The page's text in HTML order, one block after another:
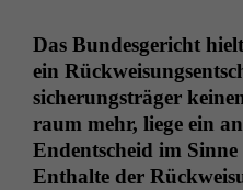
Das Bun­des­gericht
ein
sicherungsträger
raum mehr, liege ein
Endentscheid im
Enthalte der